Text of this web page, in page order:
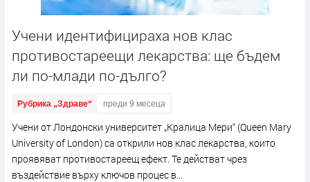
Учени идентифицираха нов клас
противостареещи лекарства: ще бъдем
ли по-млади по-дълго?
Рубрика „Здраве“ преди 9 месеца
Учени от Лондонски университет „Кралица Мери“ (Queen Mary
University of London) са открили нов клас лекарства, които
проявяват противостареещ ефект. Те действат чрез
въздействие върху ключов процес в...